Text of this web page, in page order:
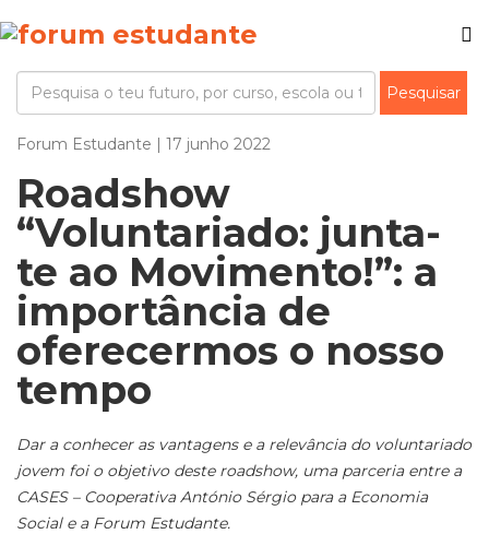
Forum Estudante | 17 junho 2022
Roadshow
“Voluntariado: junta-
te ao Movimento!”: a
importância de
oferecermos o nosso
tempo
Dar a conhecer as vantagens e a relevância do voluntariado
jovem foi o objetivo deste roadshow, uma parceria entre a
CASES – Cooperativa António Sérgio para a Economia
Social e a Forum Estudante.